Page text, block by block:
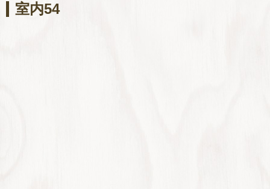
室内54